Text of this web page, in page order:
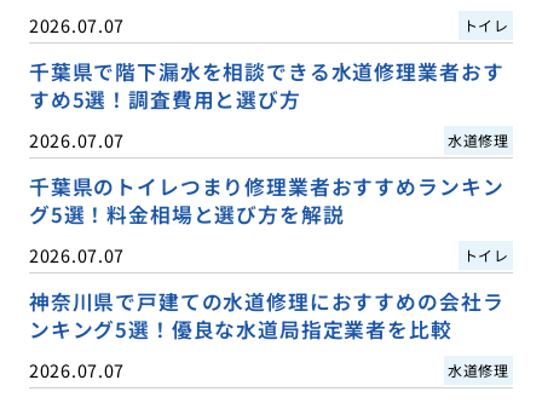
2026.07.07 トイレ
千葉県で階下漏水を相談できる水道修理業者おす
すめ5選！調査費用と選び方
2026.07.07 水道修理
千葉県のトイレつまり修理業者おすすめランキン
グ5選！料金相場と選び方を解説
2026.07.07 トイレ
神奈川県で戸建ての水道修理におすすめの会社ラ
ンキング5選！優良な水道局指定業者を比較
2026.07.07 水道修理